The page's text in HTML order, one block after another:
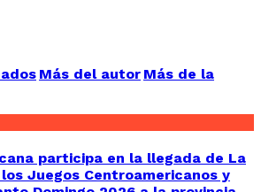
Más del autor Más de la
participa en la llegada de La
Juegos Centroamericanos y